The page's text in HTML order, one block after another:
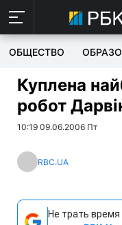
ОБЩЕСТВО
Куплена
робот
10:19 09.06.2006 Пт
RBC.UA
Не трать